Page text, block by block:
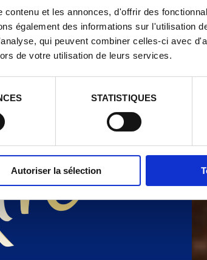
et les annonces, d'offrir des
également des informations sur l'utilisation
qui peuvent combiner celles-ci avec
de votre utilisation de leurs services.
STATISTIQUES
Autoriser la sélection